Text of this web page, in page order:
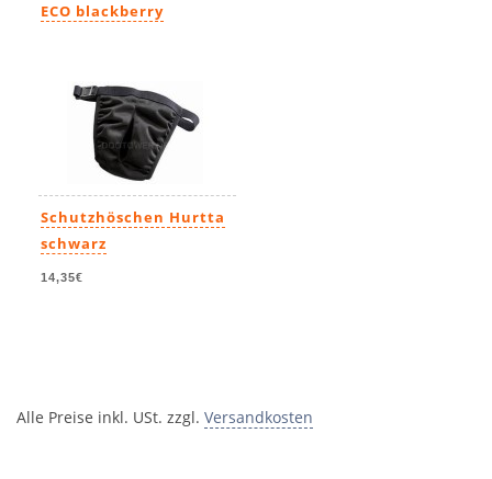
ECO blackberry
Schutzhöschen Hurtta
schwarz
14,35€
Alle Preise inkl. USt. zzgl. Versandkosten